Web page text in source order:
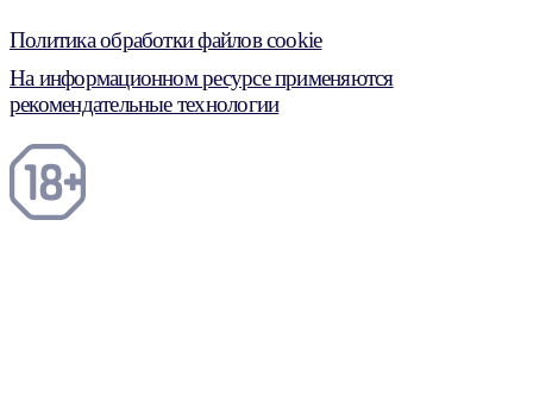
Политика обработки файлов cookie
На информационном ресурсе применяются
рекомендательные технологии